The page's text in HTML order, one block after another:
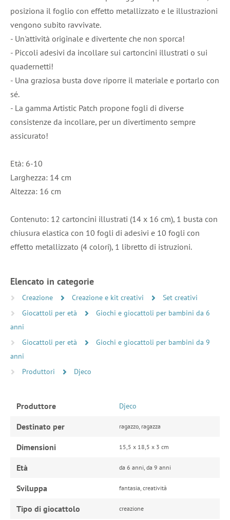
posiziona il foglio con effetto metallizzato e le illustrazioni
vengono subito ravvivate.
- Un'attività originale e divertente che non sporca!
- Piccoli adesivi da incollare sui cartoncini illustrati o sui
quadernetti!
- Una graziosa busta dove riporre il materiale e portarlo con
sé.
- La gamma Artistic Patch propone fogli di diverse
consistenze da incollare, per un divertimento sempre
assicurato!
Età: 6-10
Larghezza: 14 cm
Altezza: 16 cm
Contenuto: 12 cartoncini illustrati (14 x 16 cm), 1 busta con
chiusura elastica con 10 fogli di adesivi e 10 fogli con
effetto metallizzato (4 colori), 1 libretto di istruzioni.
Elencato in categorie
Creazione Creazione e kit creativi
Set creativi
Giocattoli per età
Giochi e giocattoli per bambini da 6
anni
Giocattoli per età
Giochi e giocattoli per bambini da 9
anni
Produttori
Djeco
Produttore Djeco
Destinato per ragazzo, ragazza
Dimensioni 15,5 x 18,5 x 3 cm
Età da 6 anni, da 9 anni
Sviluppa fantasia, creatività
Tipo di giocattolo creazione